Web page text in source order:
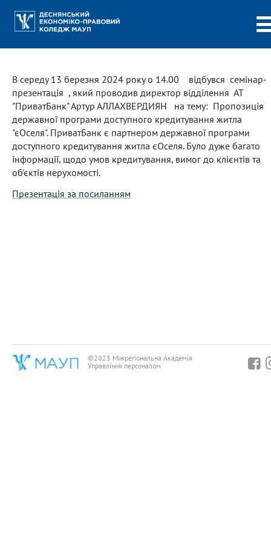
В середу 13 березня 2024 року о 14.00 відбувся семінар-
презентація , який проводив директор відділення АТ
"ПриватБанк" Артур АЛЛАХВЕРДИЯН на тему: Пропозиція
державної програми доступного кредитування житла
"єОселя". ПриватБанк є партнером державної програми
доступного кредитування житла єОселя. Було дуже багато
інформації, щодо умов кредитування, вимог до клієнтів та
об'єктів нерухомості.
Презентація за посиланням
©2023 Міжрегіональна Академія
Управління персоналом